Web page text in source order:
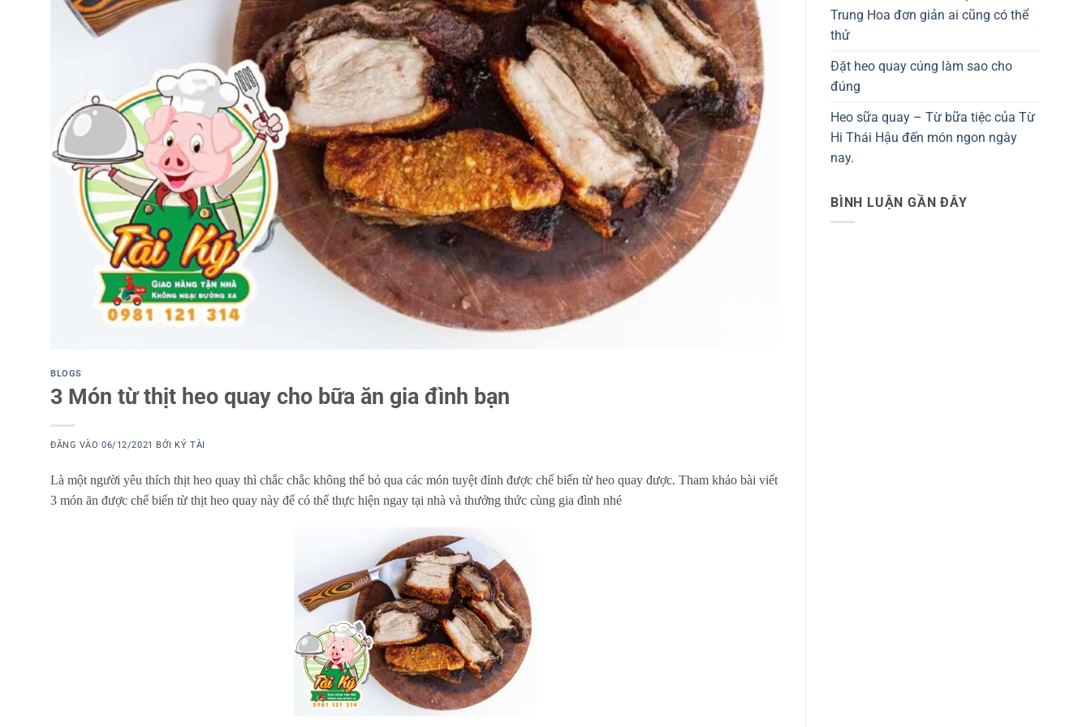
BLOGS
3 Món từ thịt heo quay cho bữa ăn gia đình bạn
ĐĂNG VÀO06/12/2021 BỞI KÝ TÀI
Là một người yêu thích thịt heo quay thì chắc chắc không thể bỏ qua các món tuyệt đỉnh được chế biến từ heo quay được. Tham khảo bài viết
3 món ăn được chế biến từ thịt heo quay này để có thể thực hiện ngay tại nhà và thưởng thức cùng gia đình nhé
Trung Hoa đơn giản ai cũng có thể
thử
Đặt heo quay cúng làm sao cho
đúng
Heo sữa quay – Từ bữa tiệc của Từ
Hi Thái Hậu đến món ngon ngày
nay.
BÌNH LUẬN GẦN ĐÂY